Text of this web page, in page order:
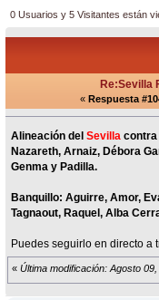
0 Usuarios y 5 Visitantes están
Re:Sevilla
« Respuesta
Alineación delSevilla contra
Nazareth, Arnaiz, Débora
Genma y Padilla.
Banquillo: Aguirre, Amor,
Tagnaout, Raquel, Alba
Puedes seguirlo en directo a
« Última modificación: Agosto